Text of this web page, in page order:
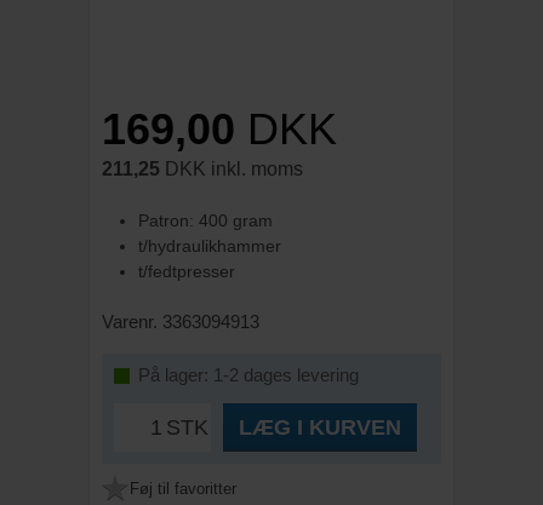
169,00 DKK
211,25 DKK inkl. moms
Patron: 400 gram
t/hydraulikhammer
t/fedtpresser
Varenr. 3363094913
På lager: 1-2 dages levering
STK LÆG I KURVEN
Føj til favoritter